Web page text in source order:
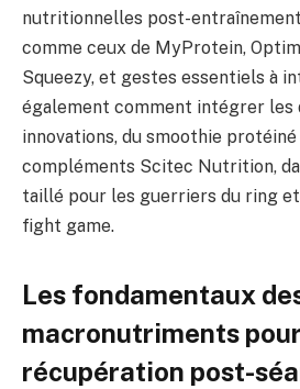
nutritionnelles post-
comme ceux de MyProtein,
Squeezy, et gestes essentiels à
également comment intégrer les
innovations, du smoothie protéiné
compléments Scitec Nutrition,
taillé pour les guerriers du ring
fight game.
Les fondamentaux
macronutriments
récupération post-